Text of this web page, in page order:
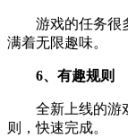
游戏的任务很多
满着无限趣味。
6、有趣规则
全新上线的游戏
则，快速完成。